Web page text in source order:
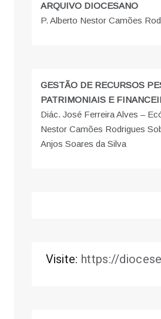
ARQUIVO DIOCESANO
P. Alberto Nestor Camões
GESTÃO DE RECURSOS
PATRIMONIAIS E
Diác. José Ferreira Alves –
Nestor Camões Rodrigues
Anjos Soares da Silva
Visite: https://